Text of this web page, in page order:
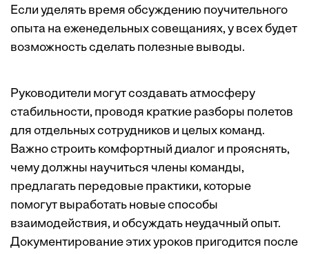
Если уделять время обсуждению поучительного
опыта на еженедельных совещаниях, у всех будет
возможность сделать полезные выводы.
Руководители могут создавать атмосферу
стабильности, проводя краткие разборы полетов
для отдельных сотрудников и целых команд.
Важно строить комфортный диалог и прояснять,
чему должны научиться члены команды,
предлагать передовые практики, которые
помогут выработать новые способы
взаимодействия, и обсуждать неудачный опыт.
Документирование этих уроков пригодится после